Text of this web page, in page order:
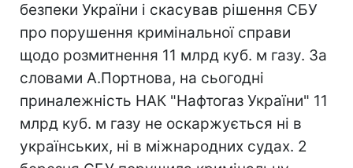
безпеки України і скасував рішення СБУ
про порушення кримінальної справи
щодо розмитнення 11 млрд куб. м газу. За
словами А.Портнова, на сьогодні
приналежність НАК "Нафтогаз України" 11
млрд куб. м газу не оскаржується ні в
українських, ні в міжнародних судах. 2